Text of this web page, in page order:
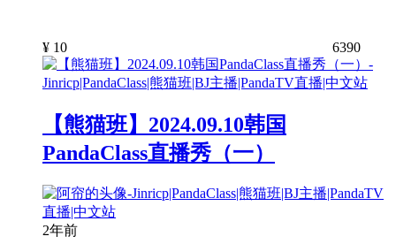
¥ 10 6390
【熊猫班】2024.09.10韩国
PandaClass直播秀（一）
2年前